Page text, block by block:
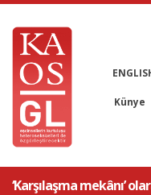
Künye
‘Karşılaşma mekânı’